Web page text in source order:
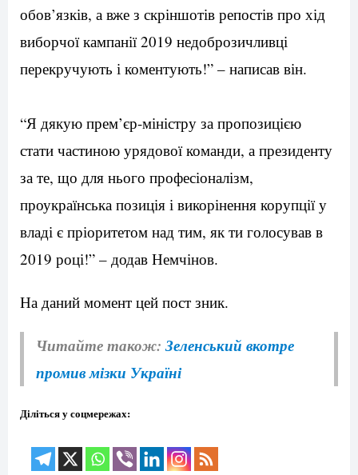
обов’язків, а вже з скріншотів репостів про хід
виборчої кампанії 2019 недоброзичливці
перекручують і коментують!” – написав він.
“Я дякую прем’єр-міністру за пропозицією
стати частиною урядової команди, а президенту
за те, що для нього професіоналізм,
проукраїнська позиція і викорінення корупції у
владі є пріоритетом над тим, як ти голосував в
2019 році!” – додав Немчінов.
На даний момент цей пост зник.
Читайте також: Зеленський вкотре
промив мізки Україні
Діліться у соцмережах: